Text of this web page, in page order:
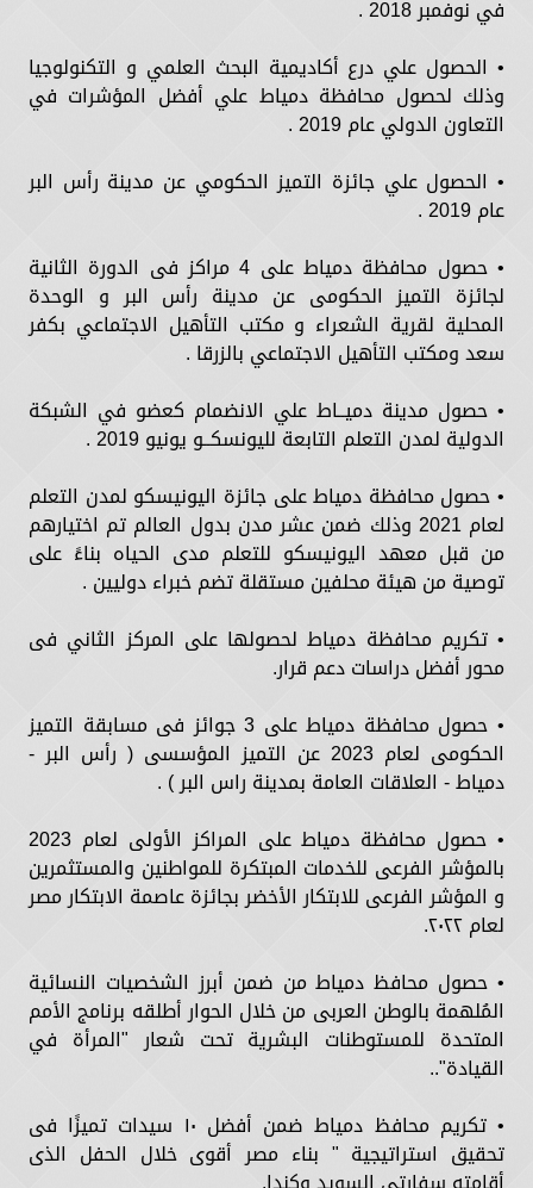
في نوفمبر 2018 .
• الحصول علي درع أكاديمية البحث العلمي و التكنولوجيا
وذلك لحصول محافظة دمياط علي أفضل المؤشرات في
التعاون الدولي عام 2019 .
• الحصول علي جائزة التميز الحكومي عن مدينة رأس البر
عام 2019 .
• حصول محافظة دمياط على 4 مراكز فى الدورة الثانية
لجائزة التميز الحكومى عن مدينة رأس البر و الوحدة
المحلية لقرية الشعراء و مكتب التأهيل الاجتماعي بكفر
سعد ومكتب التأهيل الاجتماعي بالزرقا .
• حصول مدينة دميــاط علي الانضمام كعضو في الشبكة
الدولية لمدن التعلم التابعة لليونسكــو يونيو 2019 .
• حصول محافظة دمياط على جائزة اليونيسكو لمدن التعلم
لعام 2021 وذلك ضمن عشر مدن بدول العالم تم اختيارهم
من قبل معهد اليونيسكو للتعلم مدى الحياه بناءً على
توصية من هيئة محلفين مستقلة تضم خبراء دوليين .
• تكريم محافظة دمياط لحصولها على المركز الثاني فى
محور أفضل دراسات دعم قرار.
• حصول محافظة دمياط على 3 جوائز فى مسابقة التميز
الحكومى لعام 2023 عن التميز المؤسسى ( رأس البر -
دمياط - العلاقات العامة بمدينة راس البر ) .
• حصول محافظة دمياط على المراكز الأولى لعام 2023
بالمؤشر الفرعى للخدمات المبتكرة للمواطنين والمستثمرين
و المؤشر الفرعى للابتكار الأخضر بجائزة عاصمة الابتكار مصر
لعام ٢٠٢٢.
• حصول محافظ دمياط من ضمن أبرز الشخصيات النسائية
المُلهمة بالوطن العربى من خلال الحوار أطلقه برنامج الأمم
المتحدة للمستوطنات البشرية تحت شعار "المرأة في
القيادة"..
• تكريم محافظ دمياط ضمن أفضل ١٠ سيدات تميزًا فى
تحقيق استراتيجية " بناء مصر أقوى خلال الحفل الذى